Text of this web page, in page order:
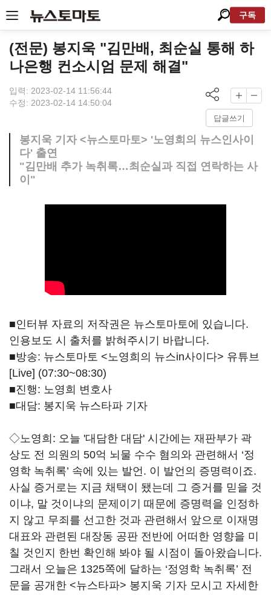
구독
(전문) 봉지욱 "김만배, 최순실 통해 하
나은행 컨소시엄 문제 해결"
입력: 2023-02-14 11:56:44
수정: 2023-02-14 14:50:04
답글쓰기
봉지욱 기자 <뉴스토마토> '노영희의 뉴스인사이
다' 출연
"김만배 추가 녹취록…최순실과 직접 연락하는 사
이"
■인터뷰 자료의 저작권은 뉴스토마토에 있습니다.
인용보도 시 출처를 밝혀주시기 바랍니다.
■방송: 뉴스토마토 <노영희의 뉴스in사이다> 유튜브
[Live] (07:30~08:30)
■진행: 노영희 변호사
■대담: 봉지욱 뉴스타파 기자
◇노영희: 오늘 '대담한 대담' 시간에는 재판부가 곽
상도 전 의원의 50억 뇌물 수수 혐의와 관련해서 ‘정
영학 녹취록’ 속에 있는 발언. 이 발언의 증명력이죠.
사실 증거로는 지금 채택이 됐는데 그 증거를 믿을 것
이냐, 말 것이냐의 문제이기 때문에 증명력을 인정하
지 않고 무죄를 선고한 것과 관련해서 앞으로 이재명
대표와 관련된 대장동 공판 전반에 어떠한 영향을 미
칠 것인지 한번 확인해 봐야 될 시점이 돌아왔습니다.
그래서 오늘은 1325쪽에 달하는 ‘정영학 녹취록’ 전
문을 공개한 <뉴스타파> 봉지욱 기자 모시고 자세한